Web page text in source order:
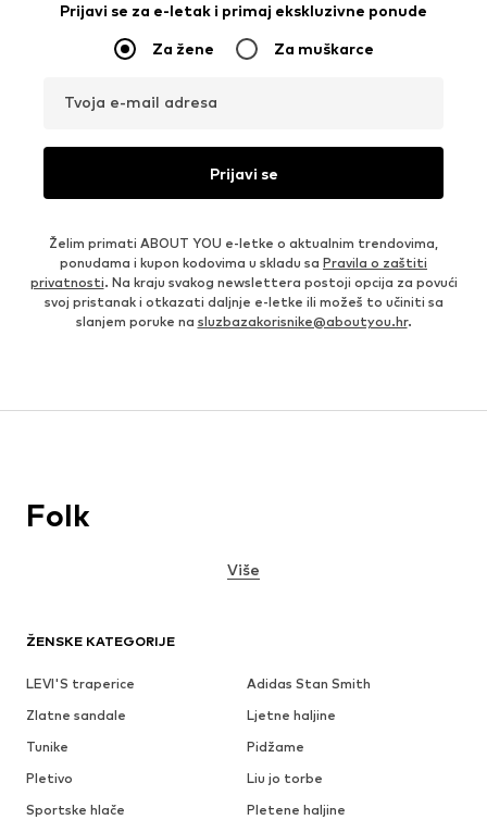
Prijavi se za e-letak i primaj ekskluzivne ponude
Za žene Za muškarce
Tvoja e-mail adresa
Prijavi se
Želim primati ABOUT YOU e-letke o aktualnim trendovima,
ponudama i kupon kodovima u skladu sa Pravila o zaštiti
privatnosti. Na kraju svakog newslettera postoji opcija za povući
svoj pristanak i otkazati daljnje e-letke ili možeš to učiniti sa
slanjem poruke na sluzbazakorisnike@aboutyou.hr.
ŽENSKE KATEGORIJE
LEVI'S traperice
Adidas Stan Smith
Zlatne sandale
Ljetne haljine
Tunike
Pidžame
Pletivo
Liu jo torbe
Sportske hlače
Pletene haljine
Folk
Više